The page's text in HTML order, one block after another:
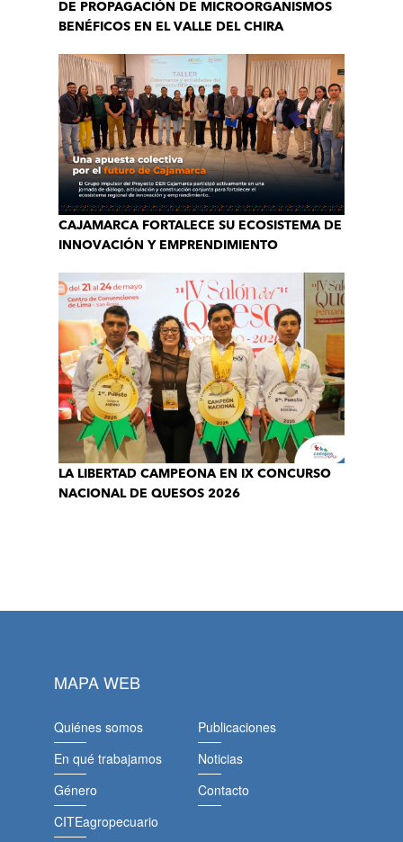
DE PROPAGACIÓN DE MICROORGANISMOS
BENÉFICOS EN EL VALLE DEL CHIRA
CAJAMARCA FORTALECE SU ECOSISTEMA DE
INNOVACIÓN Y EMPRENDIMIENTO
LA LIBERTAD CAMPEONA EN IX CONCURSO
NACIONAL DE QUESOS 2026
MAPA WEB
Quiénes somos
En qué trabajamos
Género
CITEagropecuario
Publicaciones
Noticias
Contacto